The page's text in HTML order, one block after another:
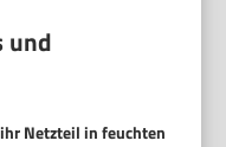
und
Netzteil in feuchten